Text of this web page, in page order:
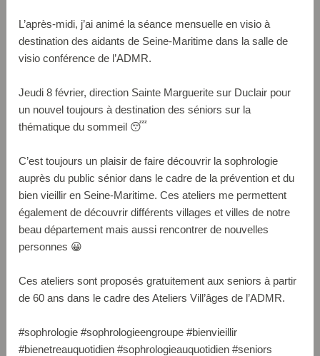
L’après-midi, j’ai animé la séance mensuelle en visio à
destination des aidants de Seine-Maritime dans la salle de
visio conférence de l’ADMR.
Jeudi 8 février, direction Sainte Marguerite sur Duclair pour
un nouvel toujours à destination des séniors sur la
thématique du sommeil 😴
C’est toujours un plaisir de faire découvrir la sophrologie
auprès du public sénior dans le cadre de la prévention et du
bien vieillir en Seine-Maritime. Ces ateliers me permettent
également de découvrir différents villages et villes de notre
beau département mais aussi rencontrer de nouvelles
personnes 😀
Ces ateliers sont proposés gratuitement aux seniors à partir
de 60 ans dans le cadre des Ateliers Vill’âges de l’ADMR.
#sophrologie #sophrologieengroupe #bienvieillir
#bienetreauquotidien #sophrologieauquotidien #seniors